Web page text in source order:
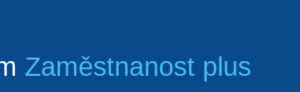
Zaměstnanost plus